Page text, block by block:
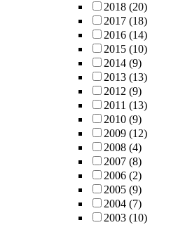
2018 (20)
2017 (18)
2016 (14)
2015 (10)
2014 (9)
2013 (13)
2012 (9)
2011 (13)
2010 (9)
2009 (12)
2008 (4)
2007 (8)
2006 (2)
2005 (9)
2004 (7)
2003 (10)